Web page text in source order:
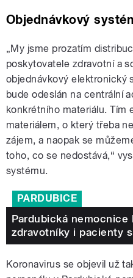
Objednávkový
„My jsme prozatím
poskytovatele zdravotní a
objednávkový elektronický
bude odeslán na centrální
konkrétního materiálu. Tím
materiálem, o který třeba
zájem, a naopak se
toho, co se nedostává,“
systému.
PARDUBICE
Pardubická nemocnice
zdravotníky i pacienty s
Koronavirus se objevil už